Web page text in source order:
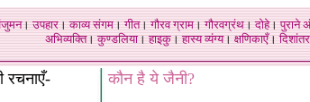
।उपहार।काव्य संगम।गीत।गौरव ग्राम।गौरवग्रंथ।दोहे।पुराने
अभिव्यक्ति।कुण्डलिया।हाइकु।हास्य व्यंग्य।क्षणिकाएँ।दिशांतर
रचनाएँ- कौन है ये जैनी?